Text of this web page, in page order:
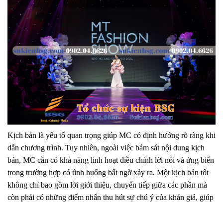
Kịch bản là yếu tố quan trọng giúp MC có định hướng rõ ràng khi
dẫn chương trình. Tuy nhiên, ngoài việc bám sát nội dung kịch
bản, MC cần có khả năng linh hoạt điều chỉnh lời nói và ứng biến
trong trường hợp có tình huống bất ngờ xảy ra. Một kịch bản tốt
không chỉ bao gồm lời giới thiệu, chuyển tiếp giữa các phần mà
còn phải có những điểm nhấn thu hút sự chú ý của khán giả, giúp